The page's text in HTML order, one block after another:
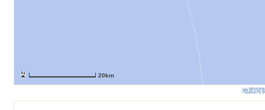
20km
地図閲